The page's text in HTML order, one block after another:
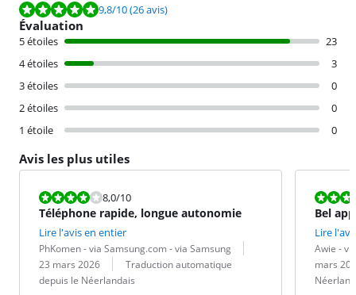
La note est de 9,8 sur 10, basée sur 26 avis.
9,8/10(26 avis)
Évaluation
5 étoiles
23
4 étoiles
3
3 étoiles
0
2 étoiles
0
1 étoile
0
Avis les plus utiles
La note est 8,0 sur 10.
8,0/10
Téléphone rapide, longue autonomie
Lire l'avis en entier
Évaluation par :
PhKomen - via Samsung.com - via Samsung
Date :
23 mars 2026
Traduction :
Traduction automatique
depuis le Néerlandais
La note est
Bel
Lire
Évaluation
Awie -
Date :
mars
Traduction :